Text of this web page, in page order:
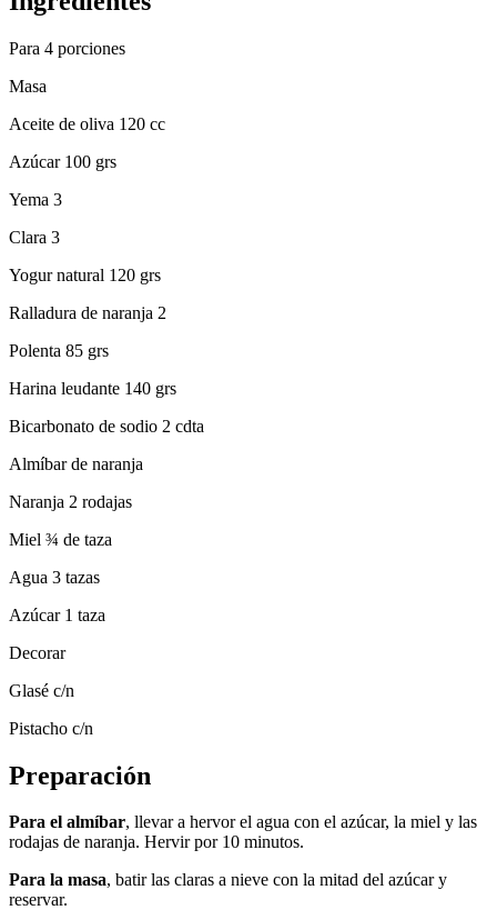
Para 4 porciones
Masa
Aceite de oliva 120 cc
Azúcar 100 grs
Yema 3
Clara 3
Yogur natural 120 grs
Ralladura de naranja 2
Polenta 85 grs
Harina leudante 140 grs
Bicarbonato de sodio 2 cdta
Almíbar de naranja
Naranja 2 rodajas
Miel ¾ de taza
Agua 3 tazas
Azúcar 1 taza
Decorar
Glasé c/n
Pistacho c/n
Preparación
Para el almíbar, llevar a hervor el agua con el azúcar, la miel y las
rodajas de naranja. Hervir por 10 minutos.
Para la masa, batir las claras a nieve con la mitad del azúcar y
reservar.